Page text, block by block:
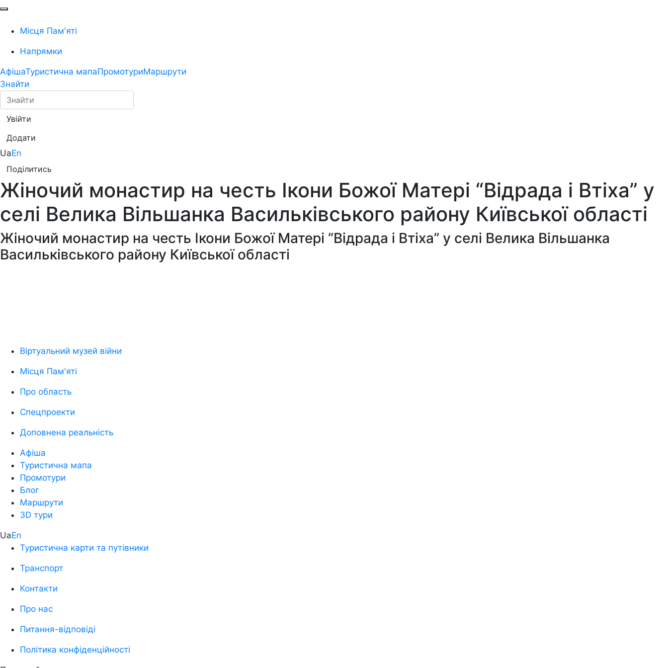
Місця Памʼяті
Напрямки
АфішаТуристична мапаПромотуриМаршрути
Знайти
Увійти
Додати
UaEn
Поділитись
Жіночий монастир на честь Ікони Божої Матері “Відрада і Втіха” у
селі Велика Вільшанка Васильківського району Київської області
Жіночий монастир на честь Ікони Божої Матері “Відрада і Втіха” у селі Велика Вільшанка
Васильківського району Київської області
Віртуальний музей війни
Місця Пам'яті
Про область
Спецпроекти
Доповнена реальність
Афіша
Туристична мапа
Промотури
Блог
Маршрути
3D тури
UaEn
Туристична карти та путівники
Транспорт
Контакти
Про нас
Питання-відповіді
Політика конфіденційності